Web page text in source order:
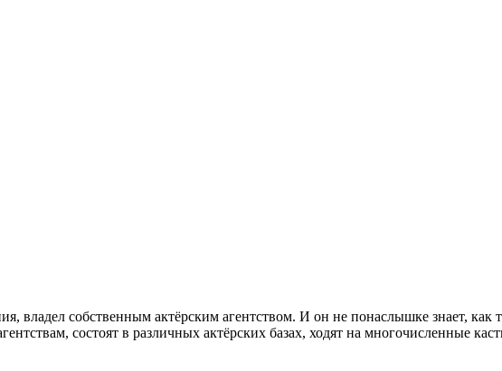
владел собственным актёрским агентством. И он не понаслышке знает, как
состоят в различных актёрских базах, ходят на многочисленные